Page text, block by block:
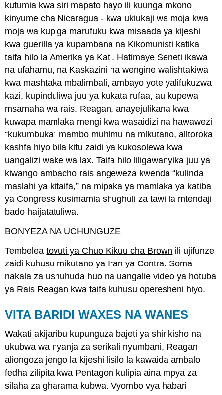
kutumia kwa siri mapato hayo ili kuunga mkono
kinyume cha Nicaragua - kwa ukiukaji wa moja kwa
moja wa kupiga marufuku kwa misaada ya kijeshi
kwa guerilla ya kupambana na Kikomunisti katika
taifa hilo la Amerika ya Kati. Hatimaye Seneti ikawa
na ufahamu, na Kaskazini na wengine walishtakiwa
kwa mashtaka mbalimbali, ambayo yote yalifukuzwa
kazi, kupinduliwa juu ya kukata rufaa, au kupewa
msamaha wa rais. Reagan, anayejulikana kwa
kuwapa mamlaka mengi kwa wasaidizi na hawawezi
“kukumbuka” mambo muhimu na mikutano, alitoroka
kashfa hiyo bila kitu zaidi ya kukosolewa kwa
uangalizi wake wa lax. Taifa hilo liligawanyika juu ya
kiwango ambacho rais angeweza kwenda “kulinda
maslahi ya kitaifa,” na mipaka ya mamlaka ya katiba
ya Congress kusimamia shughuli za tawi la mtendaji
bado haijatatuliwa.
BONYEZA NA UCHUNGUZE
Tembeleatovuti ya Chuo Kikuu cha Brown ili ujifunze
zaidi kuhusu mikutano ya Iran ya Contra. Soma
nakala za ushuhuda huo na uangalie video ya hotuba
ya Rais Reagan kwa taifa kuhusu operesheni hiyo.
VITA BARIDI WAXES NA WANES
Wakati akijaribu kupunguza bajeti ya shirikisho na
ukubwa wa nyanja za serikali nyumbani, Reagan
aliongoza jengo la kijeshi lisilo la kawaida ambalo
fedha zilipita kwa Pentagon kulipia aina mpya za
silaha za gharama kubwa. Vyombo vya habari